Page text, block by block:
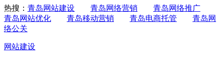
热搜： 青岛网站建设 青岛网络营销
青岛网络推广
青岛网站优化
青岛移动营销 青岛电商托管
青岛网
络公关
网站建设